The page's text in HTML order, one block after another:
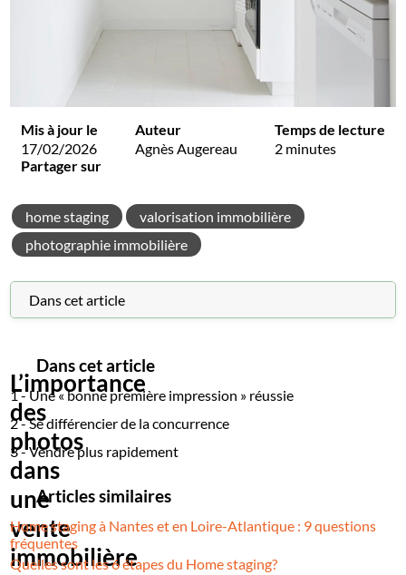
Mis à jour le
17/02/2026
Auteur
Agnès Augereau
Temps de lecture
2 minutes
Partager sur
home staging
valorisation immobilière
photographie immobilière
Dans cet article
2 - Se différencier de la concurrence
3 - Vendre plus rapidement
L’importance
des
photos
dans
une
vente
immobilière
Dans cet article
1 - Une « bonne première impression » réussie
2 - Se différencier de la concurrence
3 - Vendre plus rapidement
Articles similaires
Home staging à Nantes et en Loire-Atlantique : 9 questions
fréquentes
Quelles sont les 6 étapes du Home staging?